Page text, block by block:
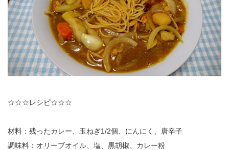
☆☆☆レシピ☆☆☆
材料：残ったカレー、玉ねぎ1/2個、にんにく、唐辛子
調味料：オリーブオイル、塩、黒胡椒、カレー粉